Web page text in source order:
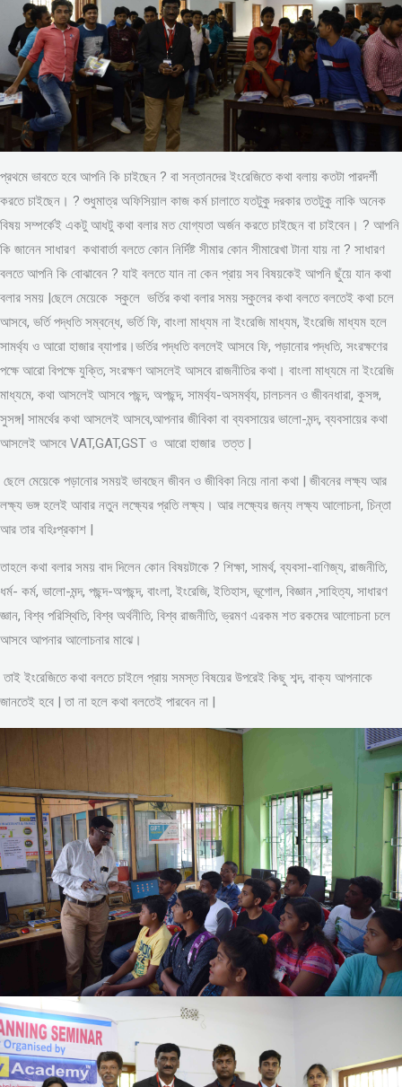
প্রথমে ভাবতে হবে আপনি কি চাইছেন ? বা সন্তানদের ইংরেজিতে কথা বলায় কতটা পারদর্শী
করতে চাইছেন। ? শুধুমাত্র অফিসিয়াল কাজ কর্ম চালাতে যতটুকু দরকার ততটুকু নাকি অনেক
বিষয় সম্পর্কেই একটু আধটু কথা বলার মত যোগ্যতা অর্জন করতে চাইছেন বা চাইবেন। ? আপনি
কি জানেন সাধারণ কথাবার্তা বলতে কোন নির্দিষ্ট সীমার কোন সীমারেখা টানা যায় না ? সাধারণ
বলতে আপনি কি বোঝাবেন ? যাই বলতে যান না কেন প্রায় সব বিষয়কেই আপনি ছুঁয়ে যান কথা
বলার সময় |ছেলে মেয়েকে স্কুলে ভর্তির কথা বলার সময় স্কুলের কথা বলতে বলতেই কথা চলে
আসবে, ভর্তি পদ্ধতি সম্বন্ধে, ভর্তি ফি, বাংলা মাধ্যম না ইংরেজি মাধ্যম, ইংরেজি মাধ্যম হলে
সামর্থ্য ও আরো হাজার ব্যাপার।ভর্তির পদ্ধতি বললেই আসবে ফি, পড়ানোর পদ্ধতি, সংরক্ষণের
পক্ষে আরো বিপক্ষে যুক্তি, সংরক্ষণ আসলেই আসবে রাজনীতির কথা। বাংলা মাধ্যমে না ইংরেজি
মাধ্যমে, কথা আসলেই আসবে পছন্দ, অপছন্দ, সামর্থ্য-অসমর্থ্য, চালচলন ও জীবনধারা, কুসঙ্গ,
সুসঙ্গ| সামর্থের কথা আসলেই আসবে,আপনার জীবিকা বা ব্যবসায়ের ভালো-মন্দ, ব্যবসায়ের কথা
আসলেই আসবে VAT,GAT,GST ও আরো হাজার তত্ত |
ছেলে মেয়েকে পড়ানোর সময়ই ভাবছেন জীবন ও জীবিকা নিয়ে নানা কথা | জীবনের লক্ষ্য আর
লক্ষ্য ভঙ্গ হলেই আবার নতুন লক্ষ্যের প্রতি লক্ষ্য। আর লক্ষ্যের জন্য লক্ষ্য আলোচনা, চিন্তা
আর তার বহিঃপ্রকাশ |
তাহলে কথা বলার সময় বাদ দিলেন কোন বিষয়টাকে ? শিক্ষা, সামর্থ, ব্যবসা-বাণিজ্য, রাজনীতি,
ধর্ম- কর্ম, ভালো-মন্দ, পছন্দ-অপছন্দ, বাংলা, ইংরেজি, ইতিহাস, ভূগোল, বিজ্ঞান ,সাহিত্য, সাধারণ
জ্ঞান, বিশ্ব পরিস্থিতি, বিশ্ব অর্থনীতি, বিশ্ব রাজনীতি, ভ্রমণ এরকম শত রকমের আলোচনা চলে
আসবে আপনার আলোচনার মাঝে।
তাই ইংরেজিতে কথা বলতে চাইলে প্রায় সমস্ত বিষয়ের উপরেই কিছু শব্দ, বাক্য আপনাকে
জানতেই হবে | তা না হলে কথা বলতেই পারবেন না |